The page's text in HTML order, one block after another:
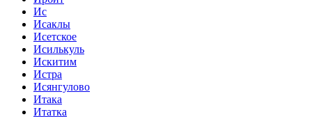
Ис
Исаклы
Исетское
Исилькуль
Искитим
Истра
Исянгулово
Итака
Итатка